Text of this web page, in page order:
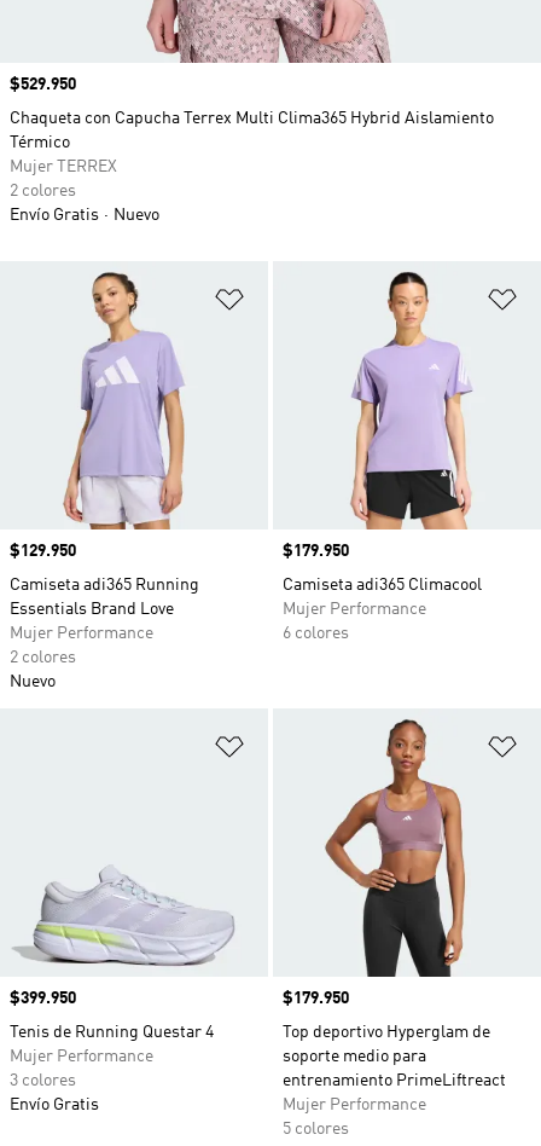
Añadir a la lista de deseos
Precio
$129.950
Camiseta adi365 Running
Essentials Brand Love
Mujer Performance
2 colores
Nuevo
Precio
$179.950
Camiseta adi365 Climacool
Mujer Performance
6 colores
Añadir a la lista de deseos
Precio
$399.950
Tenis de Running Questar 4
Mujer Performance
3 colores
Envío Gratis
Precio
$179.950
Top deportivo Hyperglam de
soporte medio para
entrenamiento PrimeLiftreact
Mujer Performance
5 colores
Precio
$529.950
Chaqueta con Capucha Terrex Multi Clima365 Hybrid Aislamiento
Térmico
Mujer TERREX
2 colores
Envío Gratis
Nuevo